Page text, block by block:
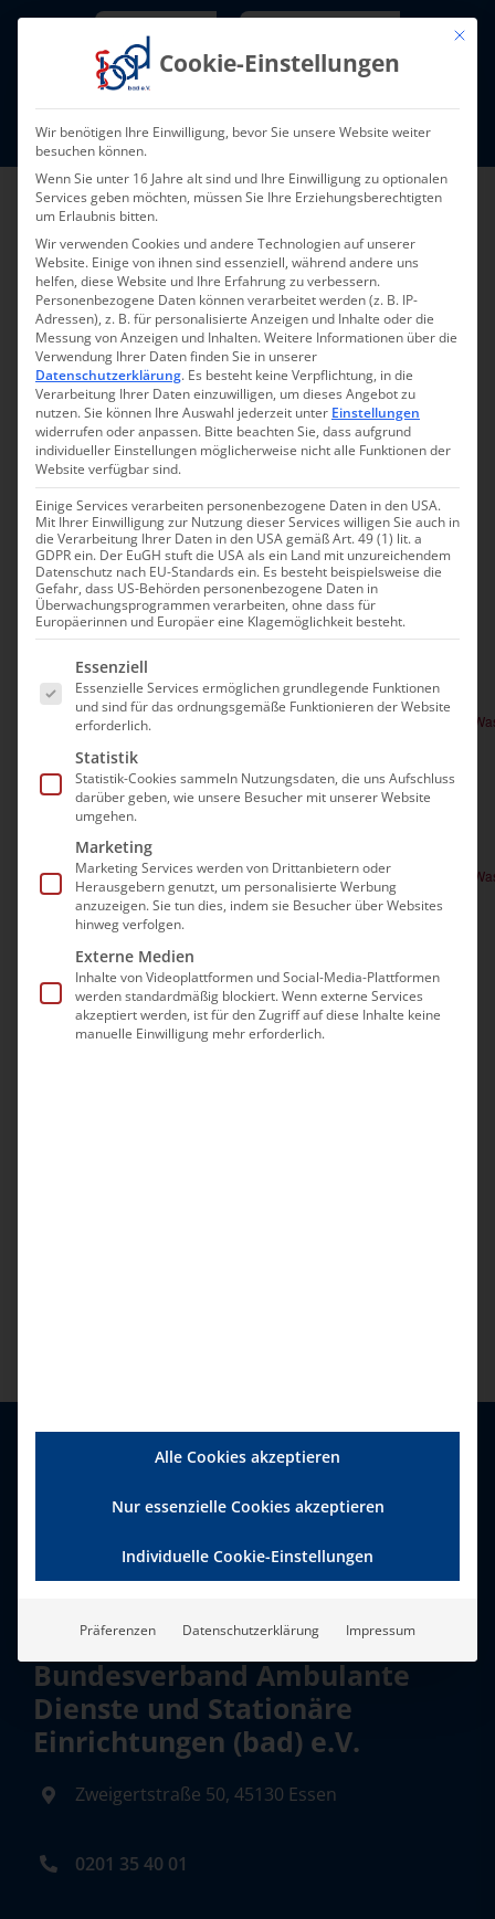
Skip
Fort- und Weiterbildung I Termine
Zurück
Pflegedienstverkauf im
Wandel
Veranstaltungen
Such-
und
Anstehend
Datum
auswählen.
Aug. 2026
Di.
11
12:00-14:00
Pflegedienstverkauf: Ihr Unternehmen in gute Hände geben –
84,00€
Nov. 2026
Di.
10
10:00
Pflegedienstverkauf: Ihr Unternehmen in gute Hände geben –
84,00€
VorherigeVeranstaltungen
Heute
Nächste
Bundesverband Ambulante
Dienste und Stationäre
Einrichtungen (bad) e.V.
Zweigertstraße 50, 45130 Essen
0201 35 40 01
Mit
Cookie-Einstellungen
Wir benötigen Ihre Einwilligung, bevor Sie unsere Website weiter
besuchen können.
Wenn Sie unter 16 Jahre alt sind und Ihre Einwilligung zu optionalen
Services geben möchten, müssen Sie Ihre Erziehungsberechtigten
um Erlaubnis bitten.
Wir verwenden Cookies und andere Technologien auf unserer
Website. Einige von ihnen sind essenziell, während andere uns
helfen, diese Website und Ihre Erfahrung zu verbessern.
Personenbezogene Daten können verarbeitet werden (z. B. IP-
Adressen), z. B. für personalisierte Anzeigen und Inhalte oder die
Messung von Anzeigen und Inhalten.Weitere Informationen über die
Verwendung Ihrer Daten finden Sie in unserer
Datenschutzerklärung. Es besteht keine Verpflichtung, in die
Verarbeitung Ihrer Daten einzuwilligen, um dieses Angebot zu
nutzen.Sie können Ihre Auswahl jederzeit unter Einstellungen
widerrufen oder anpassen. Bitte beachten Sie, dass aufgrund
individueller Einstellungen möglicherweise nicht alle Funktionen der
Website verfügbar sind.
Einige Services verarbeiten personenbezogene Daten in den USA.
Mit Ihrer Einwilligung zur Nutzung dieser Services willigen Sie auch in
die Verarbeitung Ihrer Daten in den USA gemäß Art. 49 (1) lit. a
GDPR ein. Der EuGH stuft die USA als ein Land mit unzureichendem
Datenschutz nach EU-Standards ein. Es besteht beispielsweise die
Gefahr, dass US-Behörden personenbezogene Daten in
Überwachungsprogrammen verarbeiten, ohne dass für
Europäerinnen und Europäer eine Klagemöglichkeit besteht.
Es folgt eine Liste der Service-Gruppen, für die
Essenziell
Essenzielle Services ermöglichen grundlegende Funktionen
und sind für das ordnungsgemäße Funktionieren der Website
erforderlich.
Statistik
Statistik-Cookies sammeln Nutzungsdaten, die uns Aufschluss
darüber geben, wie unsere Besucher mit unserer Website
umgehen.
Marketing
Marketing Services werden von Drittanbietern oder
Herausgebern genutzt, um personalisierte Werbung
anzuzeigen. Sie tun dies, indem sie Besucher über Websites
hinweg verfolgen.
Externe Medien
Inhalte von Videoplattformen und Social-Media-Plattformen
werden standardmäßig blockiert. Wenn externe Services
akzeptiert werden, ist für den Zugriff auf diese Inhalte keine
manuelle Einwilligung mehr erforderlich.
Alle Cookies akzeptieren
Nur essenzielle Cookies akzeptieren
Individuelle Cookie-Einstellungen
Präferenzen Datenschutzerklärung Impressum